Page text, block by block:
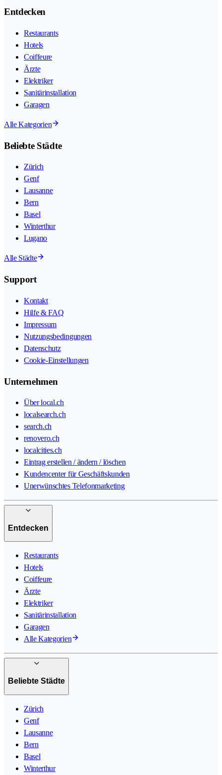
Entdecken
Restaurants
Hotels
Coiffeure
Ärzte
Elektriker
Sanitärinstallation
Garagen
Alle Kategorien
Beliebte Städte
Zürich
Genf
Lausanne
Bern
Basel
Winterthur
Lugano
Alle Städte
Support
Kontakt
Hilfe & FAQ
Impressum
Nutzungsbedingungen
Datenschutz
Cookie-Einstellungen
Unternehmen
Über local.ch
localsearch.ch
search.ch
renovero.ch
localcities.ch
Eintrag erstellen / ändern / löschen
Kundencenter für Geschäftskunden
Unerwünschtes Telefonmarketing
Entdecken
Restaurants
Hotels
Coiffeure
Ärzte
Elektriker
Sanitärinstallation
Garagen
Alle Kategorien
Beliebte Städte
Zürich
Genf
Lausanne
Bern
Basel
Winterthur